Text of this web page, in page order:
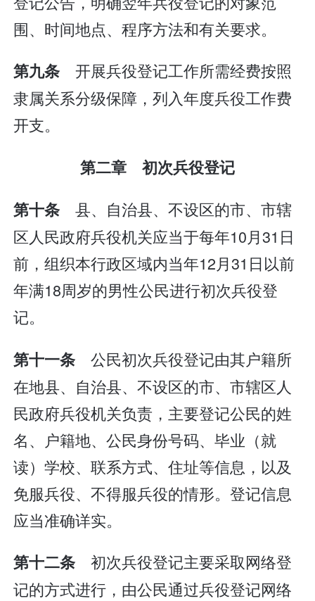
围、时间地点、程序方法和有关要求。
第九条开展兵役登记工作所需经费按照
隶属关系分级保障，列入年度兵役工作费
开支。
第二章 初次兵役登记
第十条县、自治县、不设区的市、市辖
区人民政府兵役机关应当于每年10月31日
前，组织本行政区域内当年12月31日以前
年满18周岁的男性公民进行初次兵役登
记。
第十一条公民初次兵役登记由其户籍所
在地县、自治县、不设区的市、市辖区人
民政府兵役机关负责，主要登记公民的姓
名、户籍地、公民身份号码、毕业（就
读）学校、联系方式、住址等信息，以及
免服兵役、不得服兵役的情形。登记信息
应当准确详实。
第十二条初次兵役登记主要采取网络登
记的方式进行，由公民通过兵役登记网络